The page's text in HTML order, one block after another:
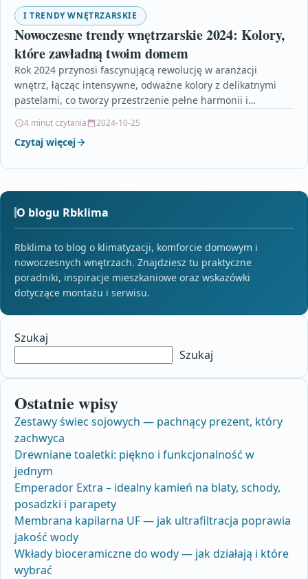
I TRENDY WNĘTRZARSKIE
Nowoczesne trendy wnętrzarskie 2024: Kolory,
które zawładną twoim domem
Rok 2024 przynosi fascynującą rewolucję w aranżacji
wnętrz, łącząc intensywne, odważne kolory z delikatnymi
pastelami, co tworzy przestrzenie pełne harmonii i
4 minut czytania 2024-10-25
Czytaj więcej
O blogu Rbklima
Rbklima to blog o klimatyzacji, komforcie domowym i
nowoczesnych wnętrzach. Znajdziesz tu praktyczne
poradniki, inspiracje mieszkaniowe oraz wskazówki
dotyczące montażu i serwisu.
Szukaj
Szukaj
Ostatnie wpisy
Zestawy świec sojowych — pachnący prezent, który
zachwyca
Drewniane toaletki: piękno i funkcjonalność w
jednym
Emperador Extra – idealny kamień na blaty, schody,
posadzki i parapety
Membrana kapilarna UF — jak ultrafiltracja poprawia
jakość wody
Wkłady bioceramiczne do wody — jak działają i które
wybrać